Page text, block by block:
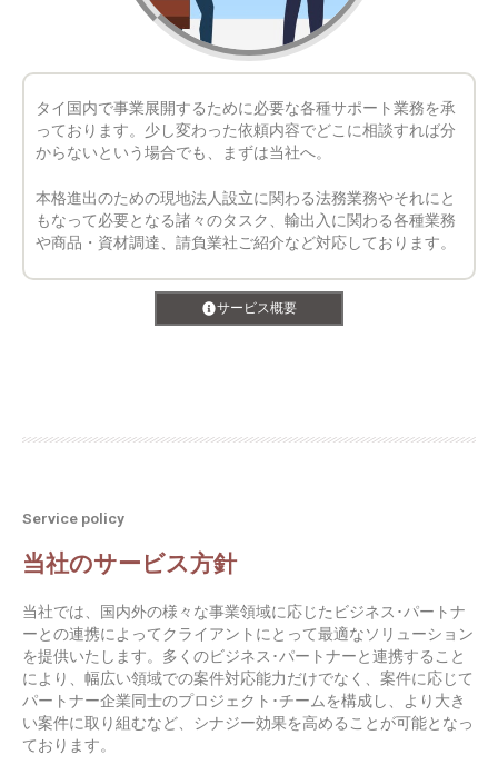
タイ国内で事業展開するために必要な各種サポート業務を承
っております。少し変わった依頼内容でどこに相談すれば分
からないという場合でも、まずは当社へ。
本格進出のための現地法人設立に関わる法務業務やそれにと
もなって必要となる諸々のタスク、輸出入に関わる各種業務
や商品・資材調達、請負業社ご紹介など対応しております。
サービス概要
Service policy
当社のサービス方針
当社では、国内外の様々な事業領域に応じたビジネス･パートナ
ーとの連携によってクライアントにとって最適なソリューション
を提供いたします。多くのビジネス･パートナーと連携すること
により、幅広い領域での案件対応能力だけでなく、案件に応じて
パートナー企業同士のプロジェクト･チームを構成し、より大き
い案件に取り組むなど、シナジー効果を高めることが可能となっ
ております。